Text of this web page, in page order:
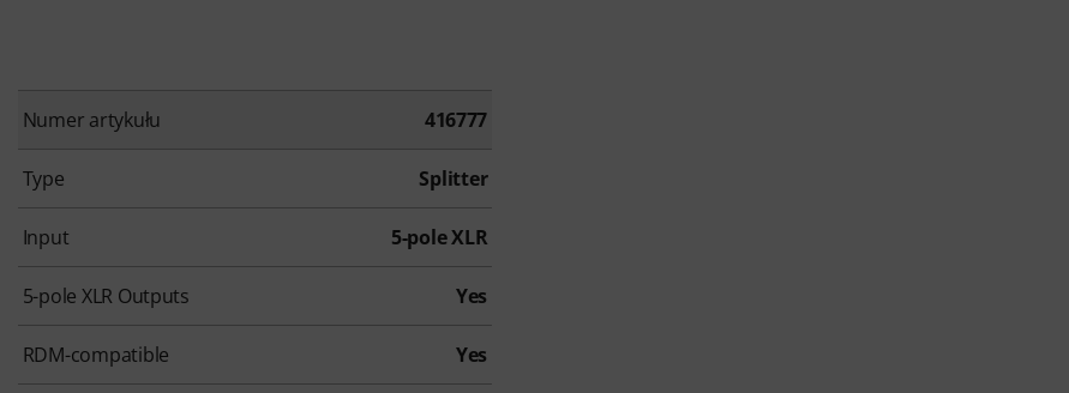
Numer artykułu 416777
Type Splitter
Input 5-pole XLR
5-pole XLR Outputs Yes
RDM-compatible Yes